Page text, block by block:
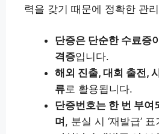
력을 갖기 때문에 정확한 관
단증은 단순한 수료증
격증입니다.
해외 진출, 대회 출전,
류로 활용됩니다.
단증번호는 한 번 부여
며 , 분실 시 ‘재발급’